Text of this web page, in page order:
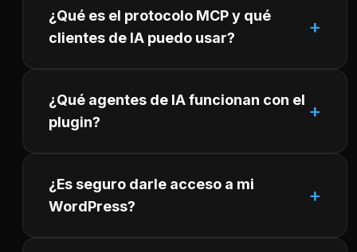
¿Qué es el protocolo MCP y qué
clientes de IA puedo usar?
¿Qué agentes de IA funcionan con el
plugin?
¿Es seguro darle acceso a mi
WordPress?